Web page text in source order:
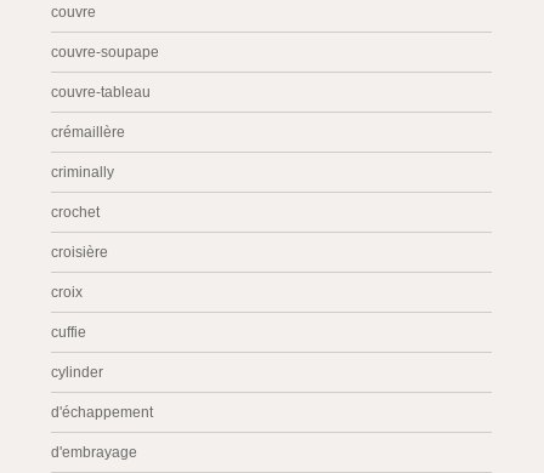
couvre
couvre-soupape
couvre-tableau
crémaillère
criminally
crochet
croisière
croix
cuffie
cylinder
d'échappement
d'embrayage